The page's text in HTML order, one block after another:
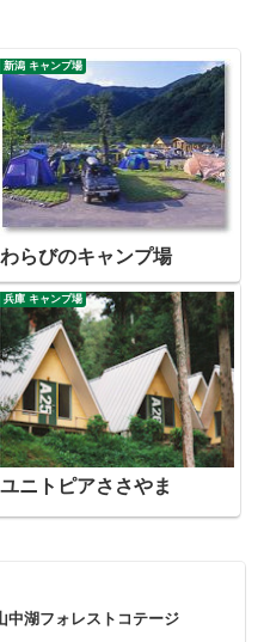
新潟 キャンプ場
わらびのキャンプ場
兵庫 キャンプ場
ユニトピアささやま
中湖フォレストコテージ